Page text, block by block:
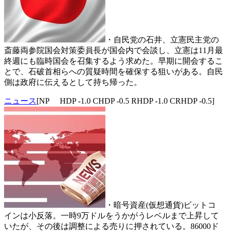
・自民党の石井、立憲民主党の
斎藤両参院国会対策委員長が国会内で会談し、立憲は11月最
終週にも臨時国会を召集するよう求めた。早期に開会するこ
とで、石破首相らへの質疑時間を確保する狙いがある。自民
側は政府に伝えるとして持ち帰った。
ニュース[NP HDP -1.0 CHDP -0.5 RHDP -1.0 CRHDP -0.5]
・暗号資産(仮想通貨)ビットコ
インは小反落。一時9万ドルをうかがうレベルまで上昇して
いたが、その後は調整による売りに押されている。86000ド